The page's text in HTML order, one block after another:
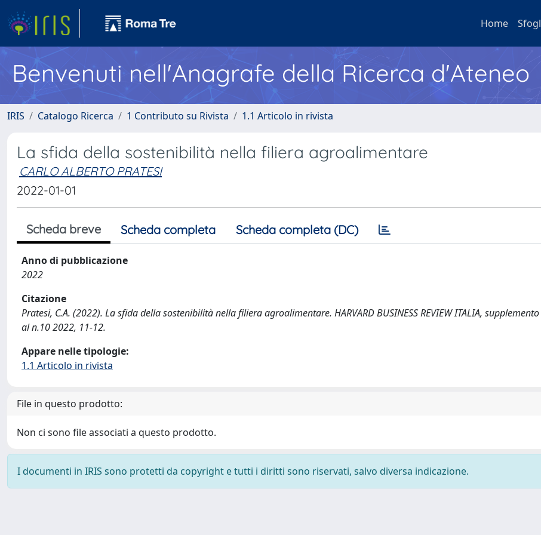
Home
Benvenuti nell'Anagrafe della Ricerca d'Ateneo
IRIS Catalogo Ricerca 1 Contributo su Rivista 1.1 Articolo in rivista
La sfida della sostenibilità nella filiera agroalimentare
CARLO ALBERTO PRATESI
2022-01-01
Scheda breve Scheda completa Scheda completa (DC)
Anno di pubblicazione
2022
Citazione
Pratesi, C.A. (2022). La sfida della sostenibilità nella filiera agroalimentare. HARVARD BUSINESS REVIEW ITALIA,
al n.10 2022, 11-12.
Appare nelle tipologie:
1.1 Articolo in rivista
File in questo prodotto:
Non ci sono file associati a questo prodotto.
I documenti in IRIS sono protetti da copyright e tutti i diritti sono riservati, salvo diversa indicazione.